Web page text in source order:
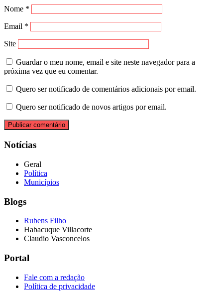
Nome *
Email *
Site
Guardar o meu nome, email e site neste navegador para a
próxima vez que eu comentar.
Quero ser notificado de comentários adicionais por email.
Quero ser notificado de novos artigos por email.
Notícias
Geral
Política
Municípios
Blogs
Rubens Filho
Habacuque Villacorte
Claudio Vasconcelos
Portal
Fale com a redação
Política de privacidade